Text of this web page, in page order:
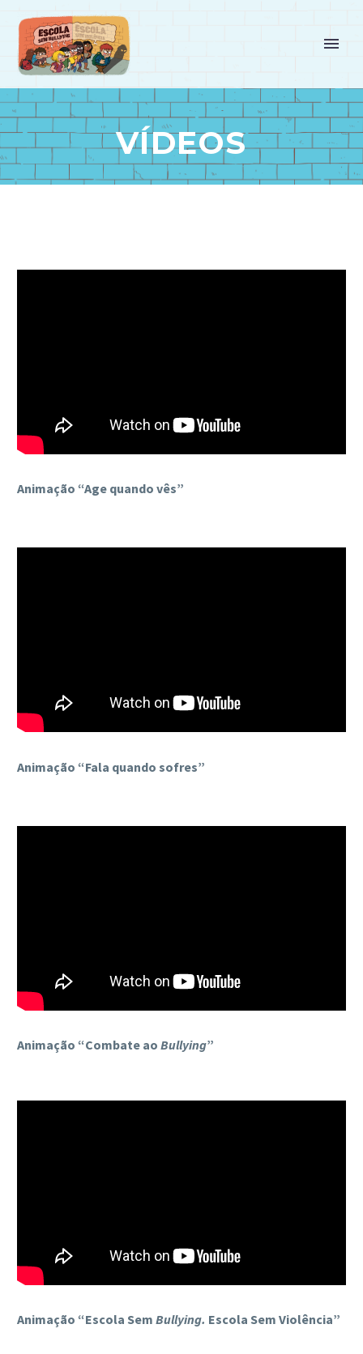
VÍDEOS
Animação “Age quando vês”
Animação “Fala quando sofres”
Animação “Combate ao Bullying”
Animação “Escola Sem Bullying. Escola Sem Violência”